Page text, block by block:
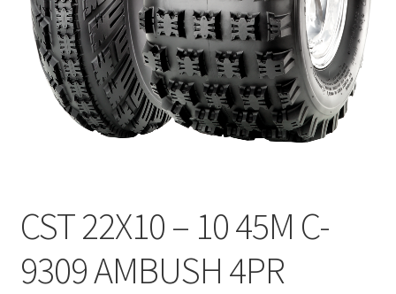
CST 22X10 – 10 45M C-
9309 AMBUSH 4PR